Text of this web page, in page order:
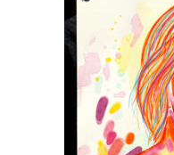
Mon compte
Recherche